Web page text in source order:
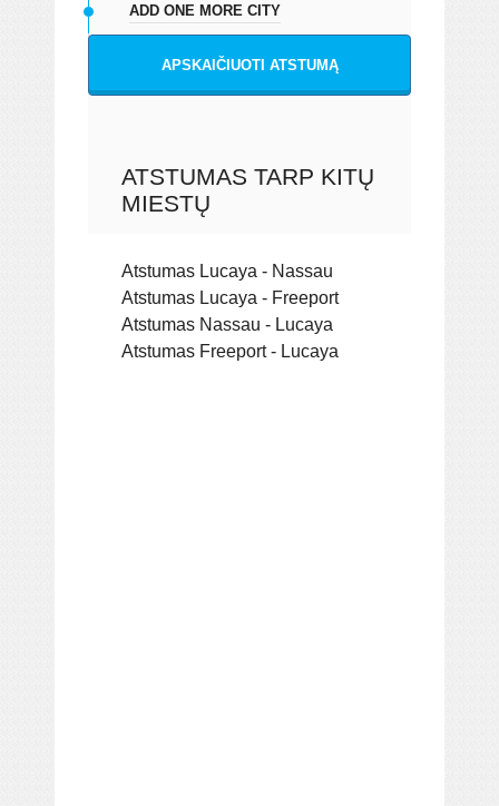
ADD ONE MORE CITY
APSKAIČIUOTI ATSTUMĄ
ATSTUMAS TARP KITŲ
MIESTŲ
Atstumas Lucaya - Nassau
Atstumas Lucaya - Freeport
Atstumas Nassau - Lucaya
Atstumas Freeport - Lucaya